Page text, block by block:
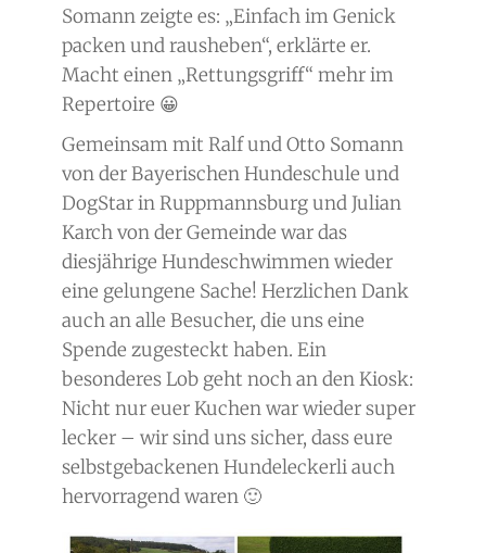
Somann zeigte es: „Einfach im Genick
packen und rausheben“, erklärte er.
Macht einen „Rettungsgriff“ mehr im
Repertoire 😀
Gemeinsam mit Ralf und Otto Somann
von der Bayerischen Hundeschule und
DogStar in Ruppmannsburg und Julian
Karch von der Gemeinde war das
diesjährige Hundeschwimmen wieder
eine gelungene Sache! Herzlichen Dank
auch an alle Besucher, die uns eine
Spende zugesteckt haben. Ein
besonderes Lob geht noch an den Kiosk:
Nicht nur euer Kuchen war wieder super
lecker – wir sind uns sicher, dass eure
selbstgebackenen Hundeleckerli auch
hervorragend waren 🙂